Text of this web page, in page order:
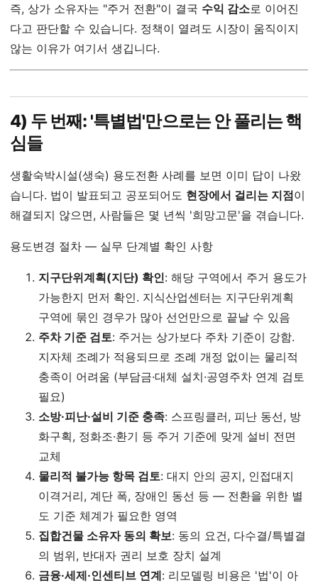
즉, 상가 소유자는 "주거 전환"이 결국 수익 감소로 이어진
다고 판단할 수 있습니다. 정책이 열려도 시장이 움직이지
않는 이유가 여기서 생깁니다.
4) 두 번째: '특별법'만으로는 안 풀리는 핵
심들
생활숙박시설(생숙) 용도전환 사례를 보면 이미 답이 나왔
습니다. 법이 발표되고 공포되어도 현장에서 걸리는 지점이
해결되지 않으면, 사람들은 몇 년씩 '희망고문'을 겪습니다.
용도변경 절차 — 실무 단계별 확인 사항
지구단위계획(지단) 확인: 해당 구역에서 주거 용도가
가능한지 먼저 확인. 지식산업센터는 지구단위계획
구역에 묶인 경우가 많아 선언만으로 끝날 수 있음
주차 기준 검토: 주거는 상가보다 주차 기준이 강함.
지자체 조례가 적용되므로 조례 개정 없이는 물리적
충족이 어려움 (부담금·대체 설치·공영주차 연계 검토
필요)
소방·피난·설비 기준 충족: 스프링클러, 피난 동선, 방
화구획, 정화조·환기 등 주거 기준에 맞게 설비 전면
교체
물리적 불가능 항목 검토: 대지 안의 공지, 인접대지
이격거리, 계단 폭, 장애인 동선 등 — 전환을 위한 별
도 기준 체계가 필요한 영역
집합건물 소유자 동의 확보: 동의 요건, 다수결/특별결
의 범위, 반대자 권리 보호 장치 설계
금융·세제·인센티브 연계: 리모델링 비용은 '법'이 아